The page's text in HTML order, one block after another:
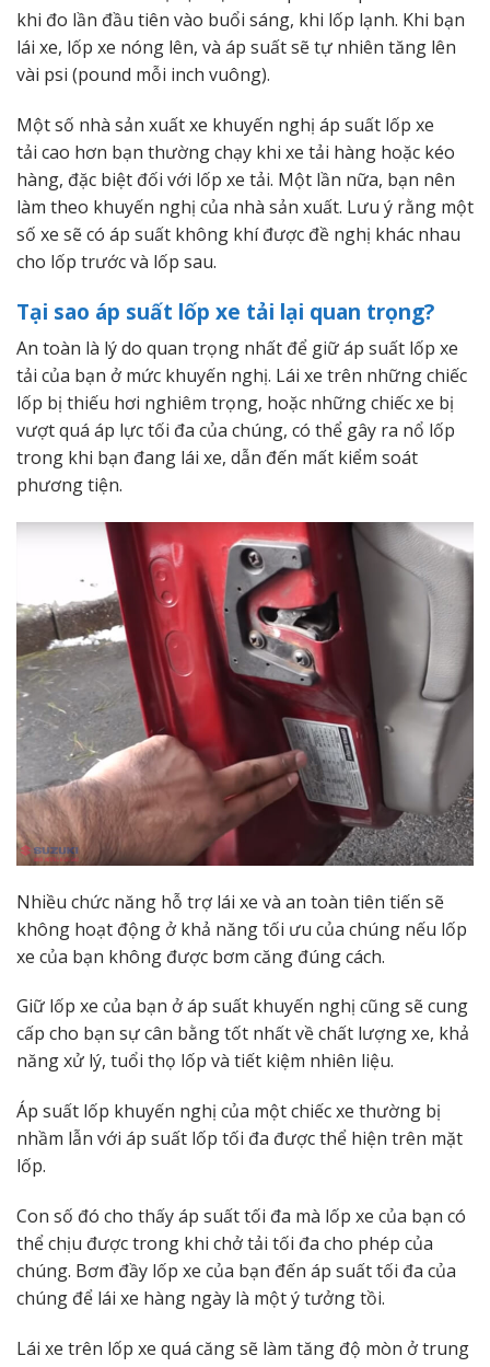
khi đo lần đầu tiên vào buổi sáng, khi lốp lạnh. Khi bạn
lái xe, lốp xe nóng lên, và áp suất sẽ tự nhiên tăng lên
vài psi (pound mỗi inch vuông).
Một số nhà sản xuất xe khuyến nghị áp suất lốp xe
tải cao hơn bạn thường chạy khi xe tải hàng hoặc kéo
hàng, đặc biệt đối với lốp xe tải. Một lần nữa, bạn nên
làm theo khuyến nghị của nhà sản xuất. Lưu ý rằng một
số xe sẽ có áp suất không khí được đề nghị khác nhau
cho lốp trước và lốp sau.
Tại sao áp suất lốp xe tải lại quan trọng?
An toàn là lý do quan trọng nhất để giữ áp suất lốp xe
tải của bạn ở mức khuyến nghị. Lái xe trên những chiếc
lốp bị thiếu hơi nghiêm trọng, hoặc những chiếc xe bị
vượt quá áp lực tối đa của chúng, có thể gây ra nổ lốp
trong khi bạn đang lái xe, dẫn đến mất kiểm soát
phương tiện.
Nhiều chức năng hỗ trợ lái xe và an toàn tiên tiến sẽ
không hoạt động ở khả năng tối ưu của chúng nếu lốp
xe của bạn không được bơm căng đúng cách.
Giữ lốp xe của bạn ở áp suất khuyến nghị cũng sẽ cung
cấp cho bạn sự cân bằng tốt nhất về chất lượng xe, khả
năng xử lý, tuổi thọ lốp và tiết kiệm nhiên liệu.
Áp suất lốp khuyến nghị của một chiếc xe thường bị
nhầm lẫn với áp suất lốp tối đa được thể hiện trên mặt
lốp.
Con số đó cho thấy áp suất tối đa mà lốp xe của bạn có
thể chịu được trong khi chở tải tối đa cho phép của
chúng. Bơm đầy lốp xe của bạn đến áp suất tối đa của
chúng để lái xe hàng ngày là một ý tưởng tồi.
Lái xe trên lốp xe quá căng sẽ làm tăng độ mòn ở trung